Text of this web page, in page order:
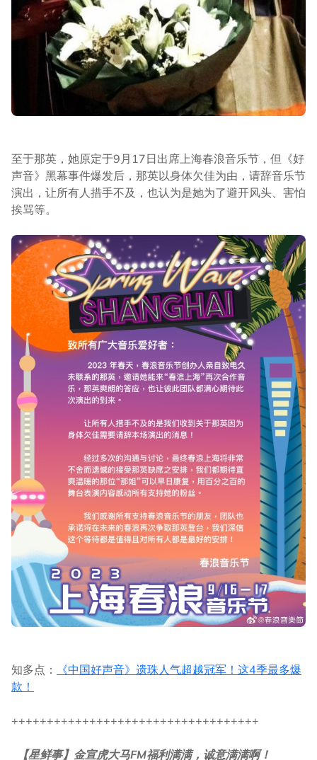
至于那英，她原定于9月17日出席上海春浪音乐节，但《好
声音》黑幕事件爆发后，那英以身体欠佳为由，请辞音乐节
演出，让所有人措手不及，也认为是她为了避开风头、害怕
挨骂等。
知多点：
《中国好声音》遗珠人气超越冠军！这4季最多爆
款！
+++++++++++++++++++++++++++++++++++
【星鲜事】金宣虎大马FM福利满满，诚意满满啊！